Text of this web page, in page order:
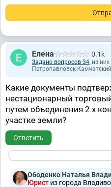
Елена 0.1k
Задано вопросов 34, из них
Петропавловск-
Какие документы
нестационарный
путем объединения 2 х
участке земли?
Ответить
Ободенко Наталья
Юрист из города